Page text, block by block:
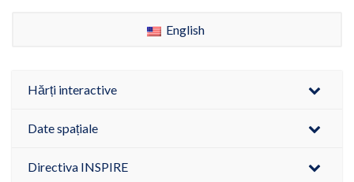
English
Hărți interactive
Date spațiale
Directiva INSPIRE